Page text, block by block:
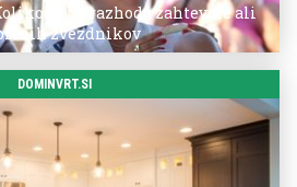
so po razhodu zahtevale ali
zvezdnikov
DOMINVRT.SI